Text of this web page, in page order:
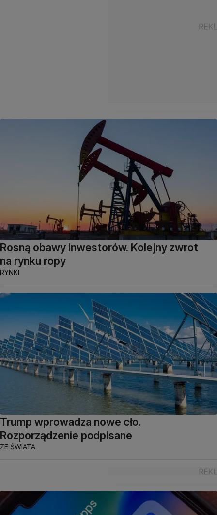
Rosną obawy inwestorów. Kolejny zwrot
na rynku ropy
RYNKI
Trump wprowadza nowe cło.
Rozporządzenie podpisane
ZE ŚWIATA